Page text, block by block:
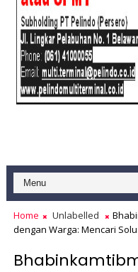
Home Unlabelled
dengan Warga: Mencari